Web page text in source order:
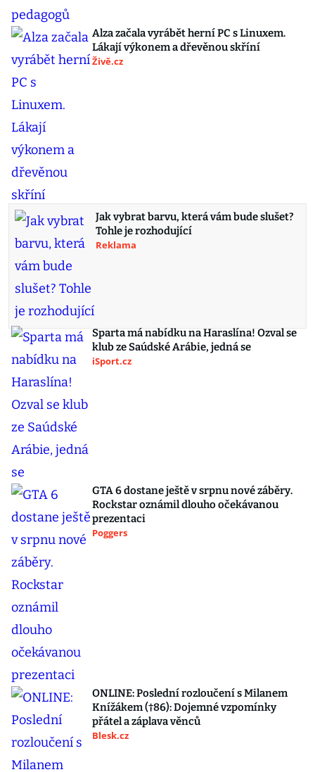
Alza začala vyrábět herní PC s Linuxem.
Lákají výkonem a dřevěnou skříní
Živě.cz
Jak vybrat barvu, která vám bude slušet?
Tohle je rozhodující
Reklama
Sparta má nabídku na Haraslína! Ozval se
klub ze Saúdské Arábie, jedná se
iSport.cz
GTA 6 dostane ještě v srpnu nové záběry.
Rockstar oznámil dlouho očekávanou
prezentaci
Poggers
ONLINE: Poslední rozloučení s Milanem
Knížákem (†86): Dojemné vzpomínky
přátel a záplava věnců
Blesk.cz